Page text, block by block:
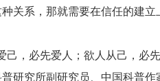
关系，那就需要在信任的建
己，必先爱人；欲人从己，必
普研究所副研究员、中国科普作